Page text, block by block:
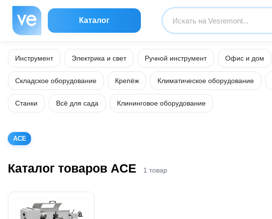
Каталог
Инструмент Электрика и свет Ручной инструмент Офис и дом
Складское оборудование Крепёж Климатическое оборудование
Станки Всё для сада Клининговое оборудование
ACE
Каталог товаров ACE 1 товар